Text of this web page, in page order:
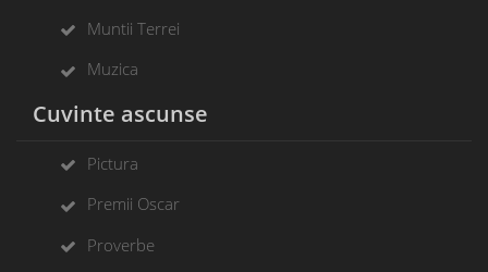
Muntii Terrei
Muzica
Cuvinte ascunse
Pictura
Premii Oscar
Proverbe